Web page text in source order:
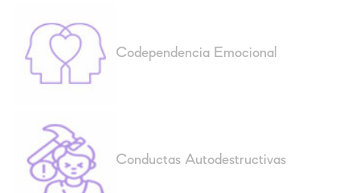
Codependencia Emocional
Conductas Autodestructivas